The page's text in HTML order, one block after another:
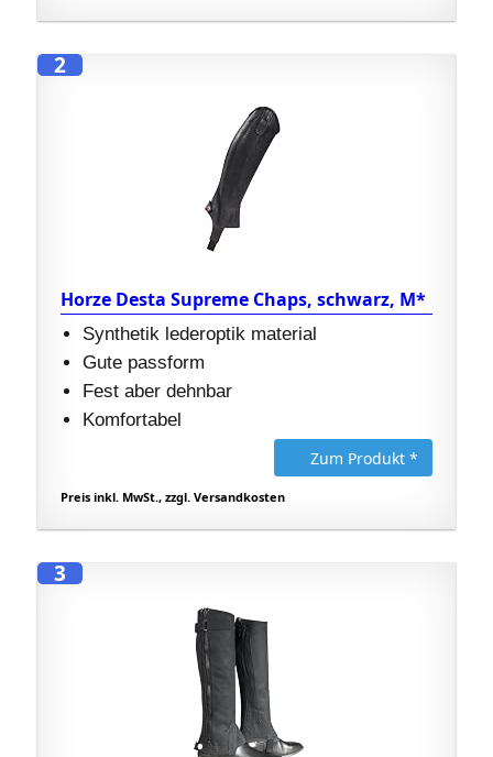
2
Horze Desta Supreme Chaps, schwarz, M*
Synthetik lederoptik material
Gute passform
Fest aber dehnbar
Komfortabel
Zum Produkt *
Preis inkl. MwSt., zzgl. Versandkosten
3